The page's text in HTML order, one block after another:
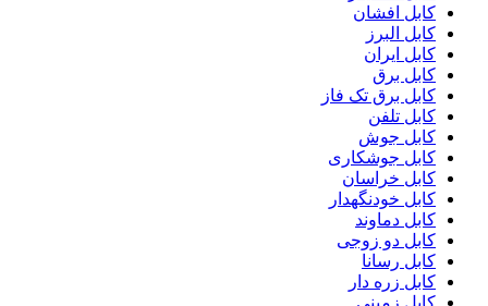
کابل افشان
کابل البرز
کابل ایران
کابل برق
کابل برق تک فاز
کابل تلفن
کابل جوش
کابل جوشکاری
کابل خراسان
کابل خودنگهدار
کابل دماوند
کابل دو زوجی
کابل رسانا
کابل زره دار